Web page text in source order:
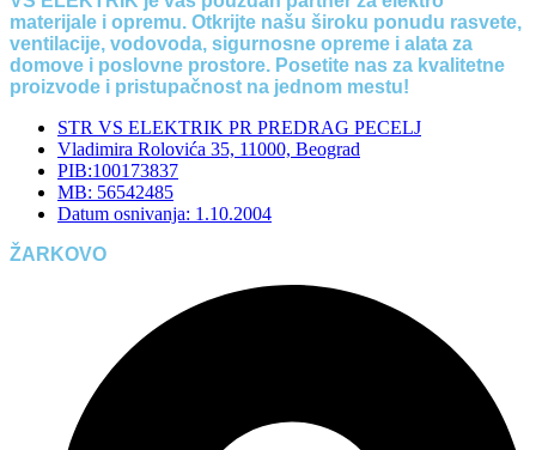
materijale i opremu. Otkrijte našu široku ponudu rasvete,
ventilacije, vodovoda, sigurnosne opreme i alata za
domove i poslovne prostore. Posetite nas za kvalitetne
proizvode i pristupačnost na jednom mestu!
STR VS ELEKTRIK PR PREDRAG PECELJ
Vladimira Rolovića 35, 11000, Beograd
PIB:100173837
MB: 56542485
Datum osnivanja: 1.10.2004
ŽARKOVO